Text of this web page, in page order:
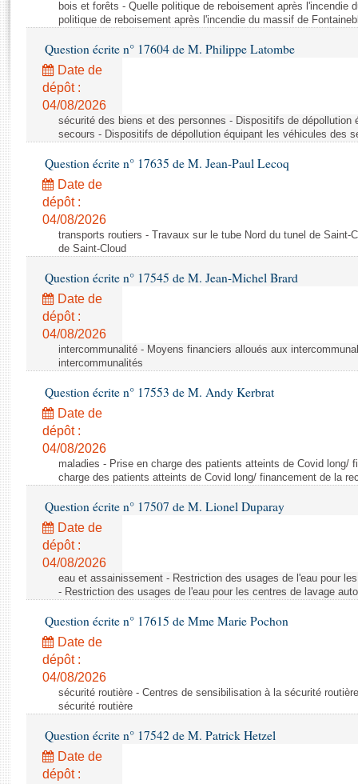
Rapports législatifs
Rapports sur l'application des lois
Baromètre de l’application des lois
Dossiers législatifs
Budget et sécurité sociale
Questions écrites et orales
Comptes rendus des débats
Anciennes législatures
bois et forêts - Quelle politique de reboisement après l'incendie
politique de reboisement après l'incendie du massif de
Question écrite n° 17604 de M. Philippe Latombe
Date de
dépôt :
04/08/2026
sécurité des biens et des personnes - Dispositifs de
secours - Dispositifs de dépollution équipant les véhicules des
Question écrite n° 17635 de M. Jean-Paul Lecoq
Date de
dépôt :
04/08/2026
transports routiers - Travaux sur le tube Nord du tunel de Saint-
de Saint-Cloud
Question écrite n° 17545 de M. Jean-Michel Brard
Date de
dépôt :
04/08/2026
intercommunalité - Moyens financiers alloués aux
intercommunalités
Question écrite n° 17553 de M. Andy Kerbrat
Date de
dépôt :
04/08/2026
maladies - Prise en charge des patients atteints de Covid long/
charge des patients atteints de Covid long/ financement de la
Question écrite n° 17507 de M. Lionel Duparay
Date de
dépôt :
04/08/2026
eau et assainissement - Restriction des usages de l'eau pour
- Restriction des usages de l'eau pour les centres de lavage
Question écrite n° 17615 de Mme Marie Pochon
Date de
dépôt :
04/08/2026
sécurité routière - Centres de sensibilisation à la sécurité
sécurité routière
Question écrite n° 17542 de M. Patrick Hetzel
Date de
dépôt :